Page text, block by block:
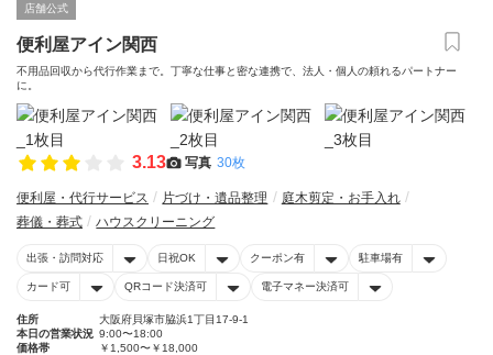
店舗公式
便利屋アイン関西
不用品回収から代行作業まで。丁寧な仕事と密な連携で、法人・個人の頼れるパートナー
に。
3.13 写真 30枚
便利屋・代行サービス 片づけ・遺品整理
庭木剪定・お手入れ
葬儀・葬式
ハウスクリーニング
出張・訪問対応 日祝OK クーポン有 駐車場有
カード可 QRコード決済可 電子マネー決済可
住所
大阪府貝塚市脇浜1丁目17-9-1
本日の営業状況 9:00〜18:00
価格帯
￥1,500〜￥18,000